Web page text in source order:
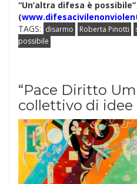
“Un’altra difesa è possibile”
(
TAGS: disarmo Roberta Pinotti
possibile
“Pace Diritto
collettivo di